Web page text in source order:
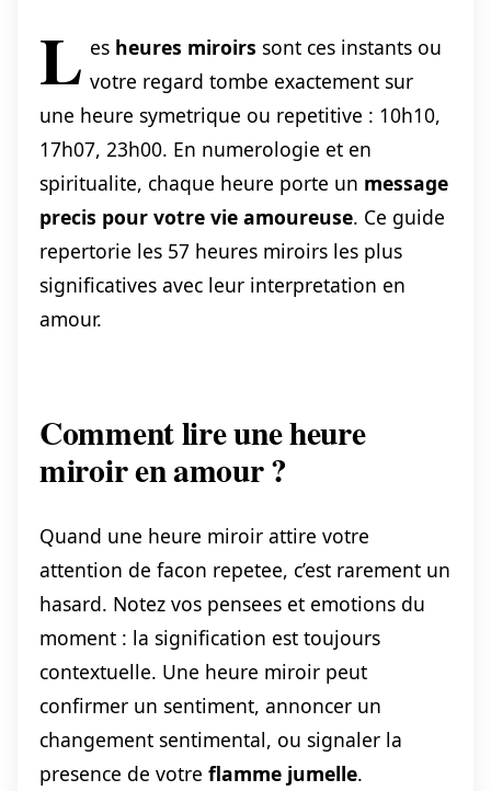
L es heures miroirs sont ces instants ou
votre regard tombe exactement sur
une heure symetrique ou repetitive : 10h10,
17h07, 23h00. En numerologie et en
spiritualite, chaque heure porte un message
precis pour votre vie amoureuse. Ce guide
repertorie les 57 heures miroirs les plus
significatives avec leur interpretation en
amour.
Comment lire une heure
miroir en amour ?
Quand une heure miroir attire votre
attention de facon repetee, c’est rarement un
hasard. Notez vos pensees et emotions du
moment : la signification est toujours
contextuelle. Une heure miroir peut
confirmer un sentiment, annoncer un
changement sentimental, ou signaler la
presence de votre flamme jumelle.